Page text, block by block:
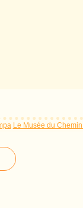
Le Musée du